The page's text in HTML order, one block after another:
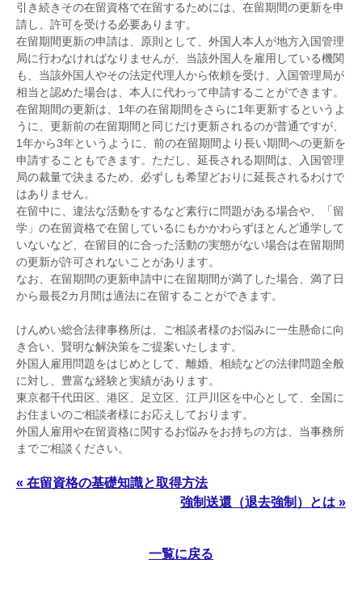
引き続きその在留資格で在留するためには、在留期間の更新を申
請し、許可を受ける必要あります。
在留期間更新の申請は、原則として、外国人本人が地方入国管理
局に行わなければなりませんが、当該外国人を雇用している機関
も、当該外国人やその法定代理人から依頼を受け、入国管理局が
相当と認めた場合は、本人に代わって申請することができます。
在留期間の更新は、1年の在留期間をさらに1年更新するというよ
うに、更新前の在留期間と同じだけ更新されるのが普通ですが、
1年から3年というように、前の在留期間より長い期間への更新を
申請することもできます。ただし、延長される期間は、入国管理
局の裁量で決まるため、必ずしも希望どおりに延長されるわけで
はありません。
在留中に、違法な活動をするなど素行に問題がある場合や、「留
学」の在留資格で在留しているにもかかわらずほとんど通学して
いないなど、在留目的に合った活動の実態がない場合は在留期間
の更新が許可されないことがあります。
なお、在留期間の更新申請中に在留期間が満了した場合、満了日
から最長2カ月間は適法に在留することができます。
けんめい総合法律事務所は、ご相談者様のお悩みに一生懸命に向
き合い、賢明な解決策をご提案いたします。
外国人雇用問題をはじめとして、離婚、相続などの法律問題全般
に対し、豊富な経験と実績があります。
東京都千代田区、港区、足立区、江戸川区を中心として、全国に
お住まいのご相談者様にお応えしております。
外国人雇用や在留資格に関するお悩みをお持ちの方は、当事務所
までご相談ください。
« 在留資格の基礎知識と取得方法
強制送還（退去強制）とは »
一覧に戻る